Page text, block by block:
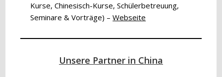
Kurse, Chinesisch-Kurse, Schülerbetreuung,
Seminare & Vorträge) –Webseite
Unsere Partner in China